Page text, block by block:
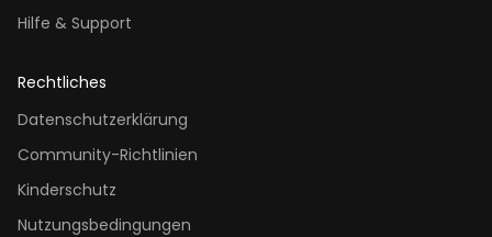
Hilfe & Support
Rechtliches
Datenschutzerklärung
Community-Richtlinien
Kinderschutz
Nutzungsbedingungen